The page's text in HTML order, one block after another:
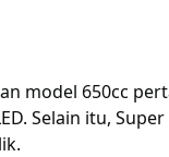
model 650cc
Selain itu,